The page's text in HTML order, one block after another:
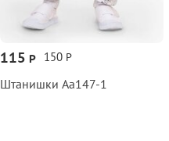
150 Р
115 Р
Штанишки Аа147‑1